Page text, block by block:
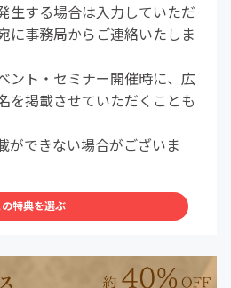
生する場合は入力していただ
に事務局からご連絡いたしま
ント・セミナー開催時に、広
を掲載させていただくことも
ができない場合がございま
の特典を選ぶ